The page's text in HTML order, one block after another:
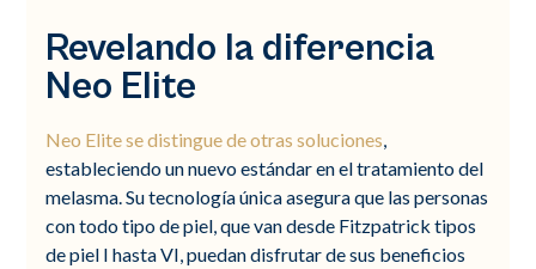
Revelando la diferencia
Neo Elite
Neo Elite se distingue de otras soluciones,
estableciendo un nuevo estándar en el tratamiento del
melasma. Su tecnología única asegura que las personas
con todo tipo de piel, que van desde Fitzpatrick tipos
de piel I hasta VI, puedan disfrutar de sus beneficios